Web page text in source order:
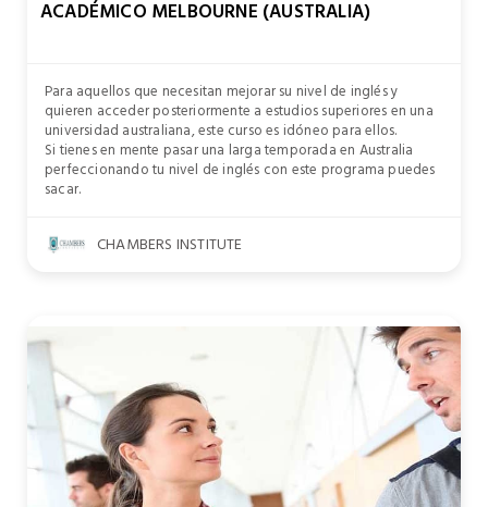
ACADÉMICO MELBOURNE (AUSTRALIA)
Para aquellos que necesitan mejorar su nivel de inglés y
quieren acceder posteriormente a estudios superiores en una
universidad australiana, este curso es idóneo para ellos.
Si tienes en mente pasar una larga temporada en Australia
perfeccionando tu nivel de inglés con este programa puedes
sacar.
CHAMBERS INSTITUTE